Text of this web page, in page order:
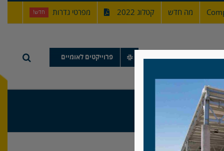
מה חדש קטלוג 2022 מפרטי גדרות חדש!
תיק עבודות פרוייקטים לאומיים